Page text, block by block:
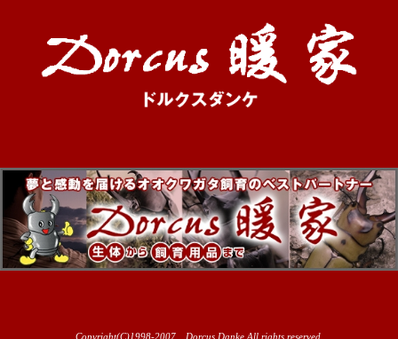
Copyright(C)1998-2007 Dorcus Danke All rights reserved.